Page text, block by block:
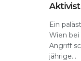
Ein
Wien
Angriff
jährige...